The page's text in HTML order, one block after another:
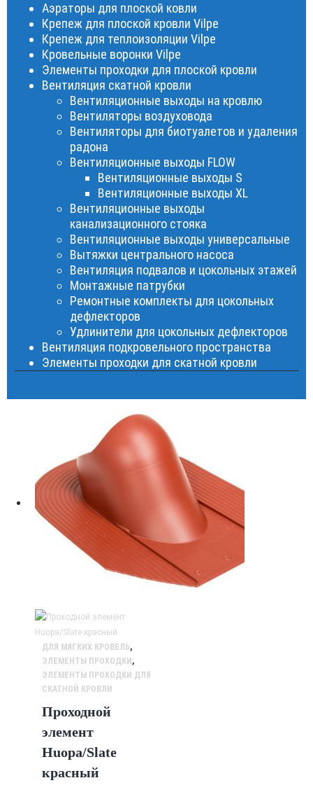
Аэраторы для плоской ковли
Крепеж для плоской кровли Vilpe
Крепеж для теплоизоляции Vilpe
Кровельные воронки Vilpe
Элементы проходки для плоской кровли
Вентиляция скатной кровли
Вентиляционные выходы на кровлю
Вентиляторы воздуховода
Вентиляторы для биотуалетов и удаления
радона
Вентиляционные выходы FLOW
Вентиляционные выходы S
Вентиляционные выходы XL
Вентиляционные выходы
канализационного стояка
Вентиляционные выходы универсальные
Вытяжки центрального насоса
Вентиляция подвалов и цокольных этажей
Монтажные патрубки
Ремонтные комплекты для цокольных
дефлекторов
Удлинители для цокольных дефлекторов
Вентиляция подкровельного пространства
Элементы проходки для скатной кровли
ДЛЯ МЯГКИХ КРОВЕЛЬ,
ЭЛЕМЕНТЫ ПРОХОДКИ ,
ЭЛЕМЕНТЫ ПРОХОДКИ ДЛЯ
СКАТНОЙ КРОВЛИ
Проходной
элемент
Huopa/Slate
красный